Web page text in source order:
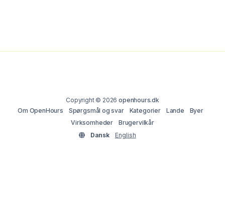
Copyright © 2026openhours.dk
Om OpenHours
Spørgsmål og svar Kategorier Lande
Byer
Virksomheder
Brugervilkår
Dansk
English